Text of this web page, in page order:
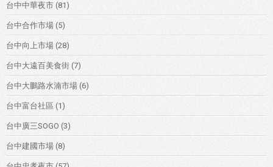
台中中華夜市 (81)
台中合作市場 (5)
台中向上市場 (28)
台中大遠百美食街 (7)
台中大鵬路水湳市場 (6)
台中富台社區 (1)
台中廣三SOGO (3)
台中建國市場 (8)